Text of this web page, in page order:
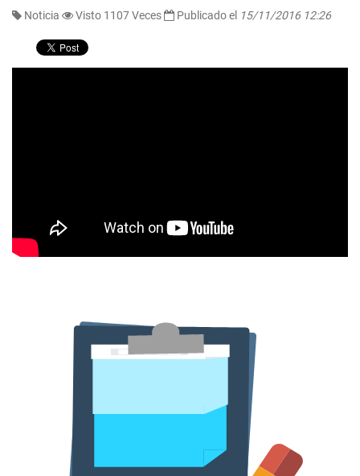
Noticia Visto 1107 Veces Publicado el 15/11/2016 12:26